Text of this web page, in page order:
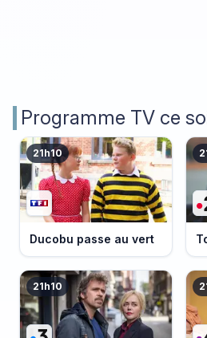
Programme TV ce
21h10
Ducobu passe au vert
21h10